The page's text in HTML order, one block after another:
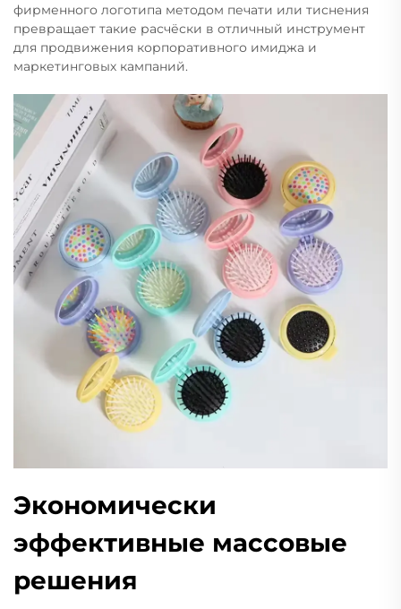
фирменного логотипа методом печати или тиснения
превращает такие расчёски в отличный инструмент
для продвижения корпоративного имиджа и
маркетинговых кампаний.
Экономически
эффективные массовые
решения